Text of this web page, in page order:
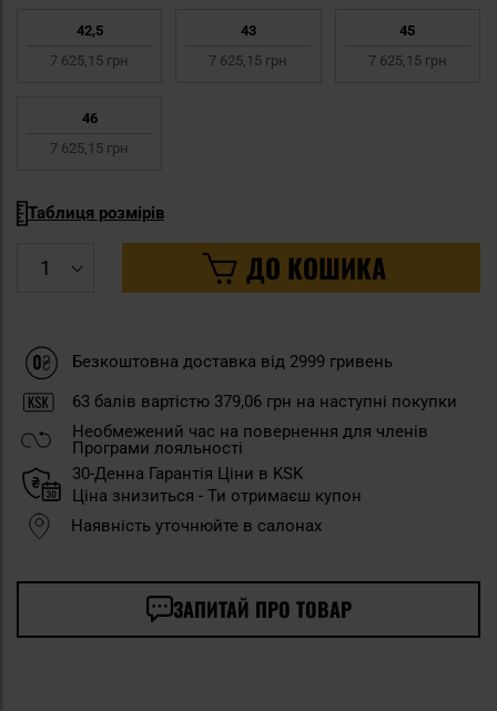
42,5
7 625,15 грн
43
7 625,15 грн
45
7 625,15 грн
46
7 625,15 грн
Таблиця розмірів
ДО КОШИКА
Безкоштовна доставка від 2999 гривень
63 балів вартістю 379,06 грн на наступні покупки
Необмежений час на повернення для членів
Програми лояльності
30-Денна Гарантія Ціни в KSK
Ціна знизиться - Ти отримаєш купон
Наявність уточнюйте в салонах
ЗАПИТАЙ ПРО ТОВАР